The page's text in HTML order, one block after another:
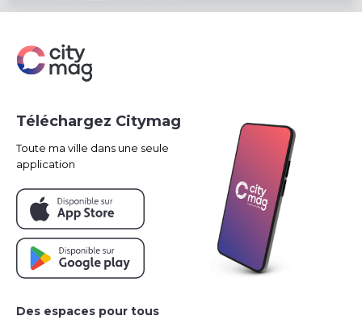
Des espaces pour tous
Téléchargez Citymag
Toute ma ville dans une seule
application